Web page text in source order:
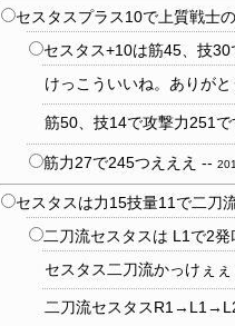
セスタスプラス10で上質戦士
セスタス+10は筋45、技
けっこういいね。ありが
筋50、技14で攻撃力251で
筋力27で245つえええ --
セスタスは力15技量11で二刀
二刀流セスタスは L1で2
セスタス二刀流かっけぇ
二刀流セスタス